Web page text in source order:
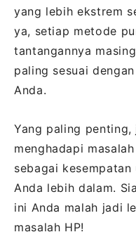
yang lebih ekstrem
ya, setiap metode
tantangannya
paling sesuai
Anda.
Yang paling
menghadapi
sebagai kesempatan
Anda lebih dalam.
ini Anda malah jadi
masalah HP!